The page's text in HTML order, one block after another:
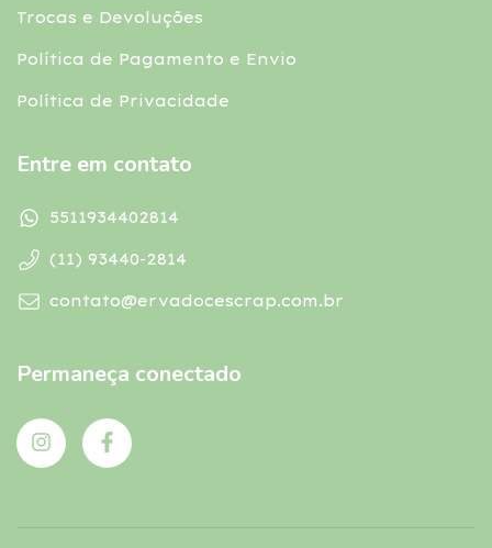
Trocas e Devoluções
Política de Pagamento e Envio
Política de Privacidade
Entre em contato
5511934402814
(11) 93440-2814
contato@ervadocescrap.com.br
Permaneça conectado